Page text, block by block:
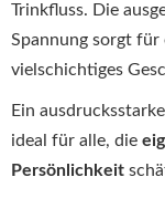
Trinkfluss. Die
Spannung sorgt für
vielschichtiges
Ein
ideal für alle, die
Persönlichkeit